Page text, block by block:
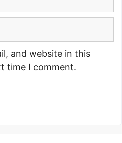
and website in this
time I comment.